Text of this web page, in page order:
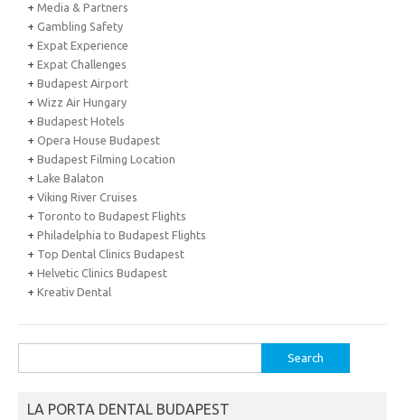
+ Media & Partners
+ Gambling Safety
+ Expat Experience
+ Expat Challenges
+ Budapest Airport
+ Wizz Air Hungary
+ Budapest Hotels
+ Opera House Budapest
+ Budapest Filming Location
+ Lake Balaton
+ Viking River Cruises
+ Toronto to Budapest Flights
+ Philadelphia to Budapest Flights
+ Top Dental Clinics Budapest
+ Helvetic Clinics Budapest
+ Kreativ Dental
for:
LA PORTA DENTAL BUDAPEST